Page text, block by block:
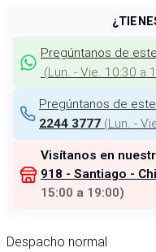
Pregúntanos de
(Lun. - Vie. 10:30 a
Pregúntanos de
2244 3777 (Lun. -
Visítanos en
918 - Santiago -
15:00 a 19:00)
Despacho normal